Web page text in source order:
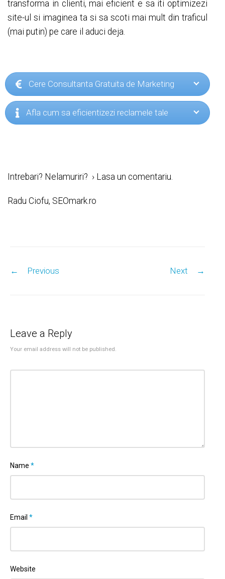
transforma in clienti, mai eficient e sa iti optimizezi
site-ul si imaginea ta si sa scoti mai mult din traficul
(mai putin) pe care il aduci deja.
Cere Consultanta Gratuita de Marketing
Afla cum sa eficientizezi reclamele tale
Intrebari? Nelamuriri? › Lasa un comentariu.
Radu Ciofu, SEOmark.ro
← Previous Next →
Leave a Reply
Your email address will not be published.
Name *
Email *
Website